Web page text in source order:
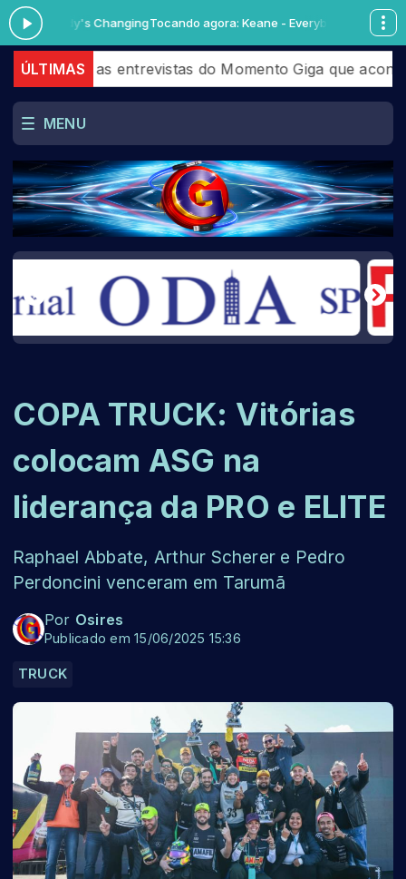
ChangingTocando agora: Keane - Everybody's Changing
ÚLTIMAS
as entrevistas do Momento Giga que aconteceram
MENU
COPA TRUCK: Vitórias
colocam ASG na
liderança da PRO e ELITE
Raphael Abbate, Arthur Scherer e Pedro
Perdoncini venceram em Tarumã
Por Osires
Publicado em 15/06/2025 15:36
TRUCK